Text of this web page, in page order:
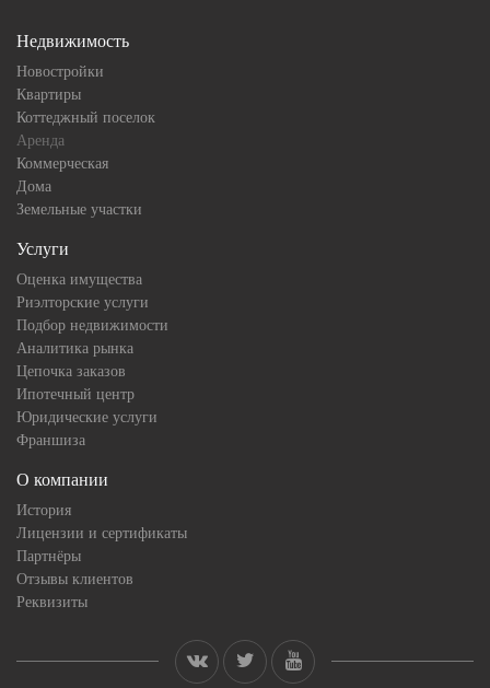
Недвижимость
Новостройки
Квартиры
Коттеджный поселок
Аренда
Коммерческая
Дома
Земельные участки
Услуги
Оценка имущества
Риэлторские услуги
Подбор недвижимости
Аналитика рынка
Цепочка заказов
Ипотечный центр
Юридические услуги
Франшиза
О компании
История
Лицензии и сертификаты
Партнёры
Отзывы клиентов
Реквизиты